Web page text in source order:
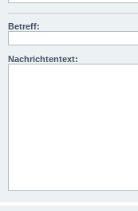
Betreff:
Nachrichtentext: